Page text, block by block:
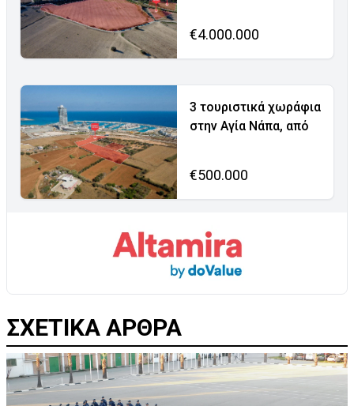
€4.000.000
3 τουριστικά χωράφια
στην Αγία Νάπα, από
€500.000
ΣΧΕΤΙΚΑ ΑΡΘΡΑ